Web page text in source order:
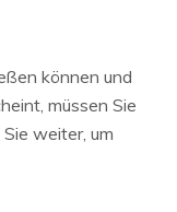
können und
müssen Sie
weiter, um